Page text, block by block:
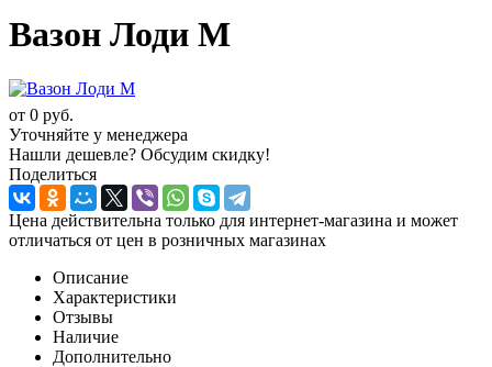
Вазон Лоди M
от 0 руб.
Уточняйте у менеджера
Нашли дешевле? Обсудим скидку!
Поделиться
Цена действительна только для интернет-магазина и может
отличаться от цен в розничных магазинах
Описание
Характеристики
Отзывы
Наличие
Дополнительно